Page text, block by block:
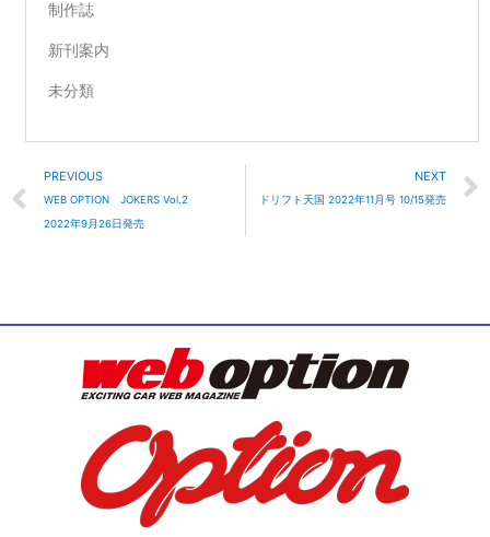
制作誌
新刊案内
未分類
Prev
PREVIOUS
WEB OPTION JOKERS Vol.2
2022年9月26日発売
NEXT
ドリフト天国 2022年11月号 10/15発売